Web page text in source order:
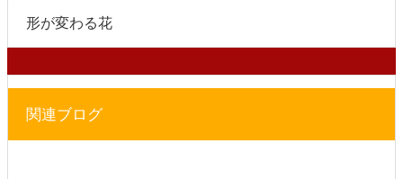
形が変わる花
関連ブログ